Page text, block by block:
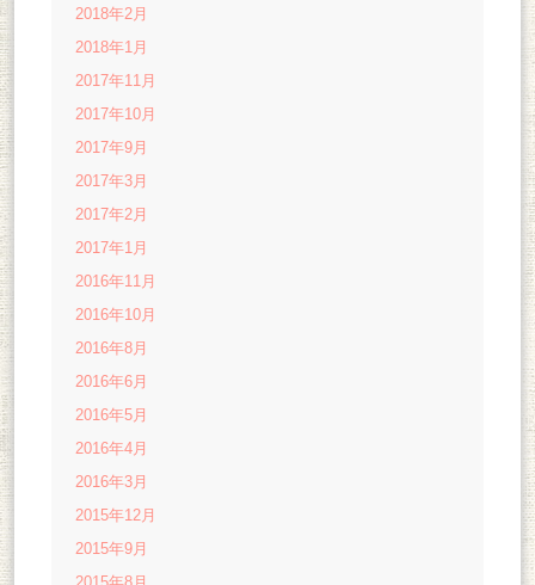
2018年2月
2018年1月
2017年11月
2017年10月
2017年9月
2017年3月
2017年2月
2017年1月
2016年11月
2016年10月
2016年8月
2016年6月
2016年5月
2016年4月
2016年3月
2015年12月
2015年9月